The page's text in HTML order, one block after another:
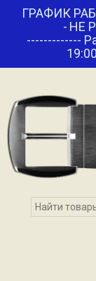
ГРАФИК
- НЕ
-------------